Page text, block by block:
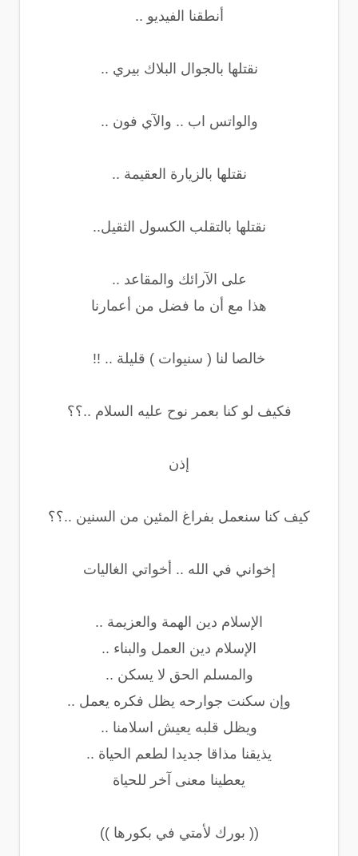
أنطقنا الفيديو ..
نقتلها بالجوال البلاك بيري ..
والواتس اب .. والآي فون ..
نقتلها بالزيارة العقيمة ..
نقتلها بالتقلب الكسول الثقيل..
على الآرائك والمقاعد ..
هذا مع أن ما فضل من أعمارنا
خالصا لنا ( سنيوات ) قليلة .. !!
فكيف لو كنا بعمر نوح عليه السلام ..؟؟
إذن
كيف كنا سنعمل بفراغ المئين من السنين ..؟؟
إخواني في الله .. أخواتي الغاليات
الإسلام دين الهمة والعزيمة ..
الإسلام دين العمل والبناء ..
والمسلم الحق لا يسكن ..
وإن سكنت جوارحه يظل فكره يعمل ..
ويظل قلبه يعيش اسلامنا ..
يذيقنا مذاقا جديدا لطعم الحياة ..
يعطينا معنى آخر للحياة
(( بورك لأمتي في بكورها ))